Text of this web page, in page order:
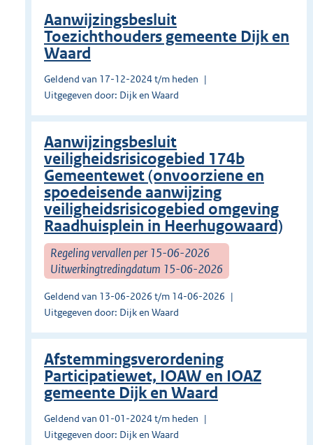
Aanwijzingsbesluit
Toezichthouders gemeente Dijk en
Waard
Geldend van 17-12-2024 t/m heden
Uitgegeven door: Dijk en Waard
Aanwijzingsbesluit
veiligheidsrisicogebied 174b
Gemeentewet (onvoorziene en
spoedeisende aanwijzing
veiligheidsrisicogebied omgeving
Raadhuisplein in Heerhugowaard)
Regeling vervallen per 15-06-2026
Uitwerkingtredingdatum 15-06-2026
Geldend van 13-06-2026 t/m 14-06-2026
Uitgegeven door: Dijk en Waard
Afstemmingsverordening
Participatiewet, IOAW en IOAZ
gemeente Dijk en Waard
Geldend van 01-01-2024 t/m heden
Uitgegeven door: Dijk en Waard